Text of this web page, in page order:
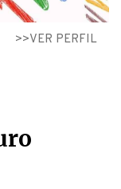
VER PERFIL